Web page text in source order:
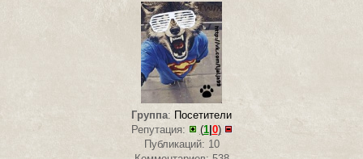
Группа: Посетители
Репутация:
(1| 0)
Публикаций: 10